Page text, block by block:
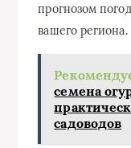
прогнозом
вашего региона.
семена
садоводов